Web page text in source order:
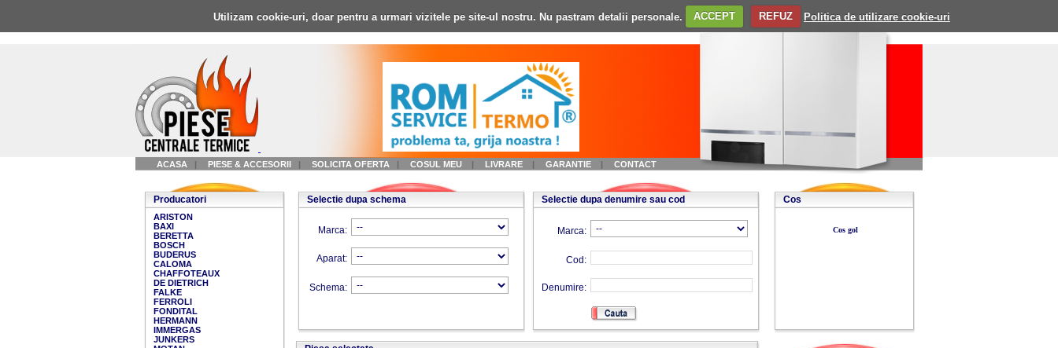
Utilizam cookie-uri, doar pentru a urmari vizitele pe site-ul nostru. Nu pastram detalii personale. ACCEPT REFUZ Politica de utilizare cookie-uri
ACASA | PIESE & ACCESORII | SOLICITA OFERTA | COSUL MEU | LIVRARE | GARANTIE | CONTACT
Producatori
ARISTON
BAXI
BERETTA
BOSCH
BUDERUS
CALOMA
CHAFFOTEAUX
DE DIETRICH
FALKE
FERROLI
FONDITAL
HERMANN
IMMERGAS
JUNKERS
Selectie dupa schema
Marca:
Aparat:
Schema:
Selectie dupa denumire sau cod
Marca:
Cod:
Denumire:
Cos
Cos gol